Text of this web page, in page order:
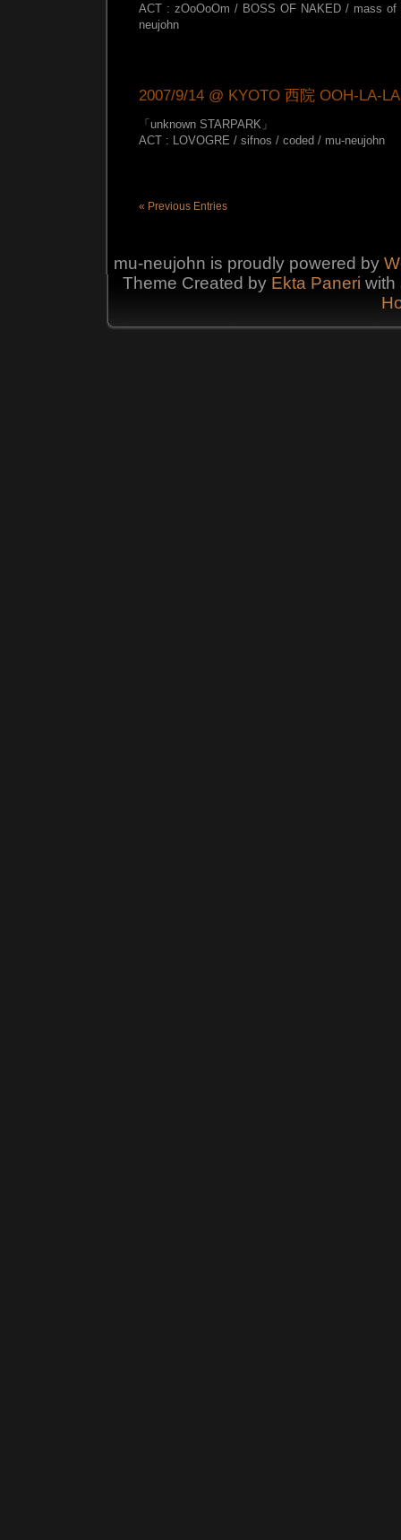
ACT : zOoOoOm / BOSS OF NAKED / mass of
neujohn
2007/9/14 @ KYOTO 西院 OOH-LA-LA
「unknown STARPARK」
ACT : LOVOGRE / sifnos / coded / mu-neujohn
« Previous Entries
mu-neujohn is proudly powered by
Theme Created by Ekta Paneri with